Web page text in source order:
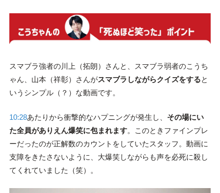
スマブラ強者の川上（拓朗）さんと、スマブラ弱者のこうち
ゃん、山本（祥彰）さんがスマブラしながらクイズをすると
いうシンプル（？）な動画です。
10:28あたりから衝撃的なハプニングが発生し、 その場にい
た全員がありえん爆笑に包まれます。このときファインプレ
ーだったのが正解数のカウントをしていたスタッフ。動画に
支障をきたさないように、大爆笑しながらも声を必死に殺し
てくれていました（笑）。